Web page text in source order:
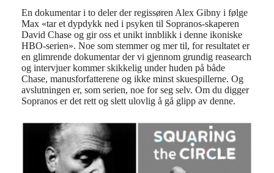
En dokumentar i to deler der regissøren Alex Gibny i følge
Max «tar et dypdykk ned i psyken til Sopranos-skaperen
David Chase og gir oss et unikt innblikk i denne ikoniske
HBO-serien». Noe som stemmer og mer til, for resultatet er
en glimrende dokumentar der vi gjennom grundig reasearch
og intervjuer kommer skikkelig under huden på både
Chase, manusforfatterene og ikke minst skuespillerne. Og
avslutningen er, som serien, noe for seg selv. Om du digger
Sopranos er det rett og slett ulovlig å gå glipp av denne.